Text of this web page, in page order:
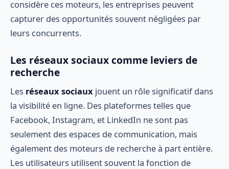
considère ces moteurs, les entreprises peuvent
capturer des opportunités souvent négligées par
leurs concurrents.
Les réseaux sociaux comme leviers de
recherche
Les réseaux sociaux jouent un rôle significatif dans
la visibilité en ligne. Des plateformes telles que
Facebook, Instagram, et LinkedIn ne sont pas
seulement des espaces de communication, mais
également des moteurs de recherche à part entière.
Les utilisateurs utilisent souvent la fonction de